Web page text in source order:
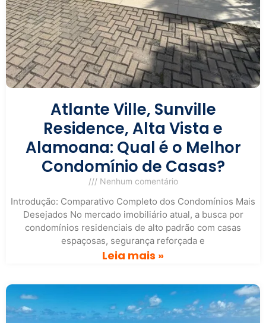
Atlante Ville, Sunville
Residence, Alta Vista e
Alamoana: Qual é o Melhor
Condomínio de Casas?
Nenhum comentário
Introdução: Comparativo Completo dos Condomínios Mais
Desejados No mercado imobiliário atual, a busca por
condomínios residenciais de alto padrão com casas
espaçosas, segurança reforçada e
Leia mais »